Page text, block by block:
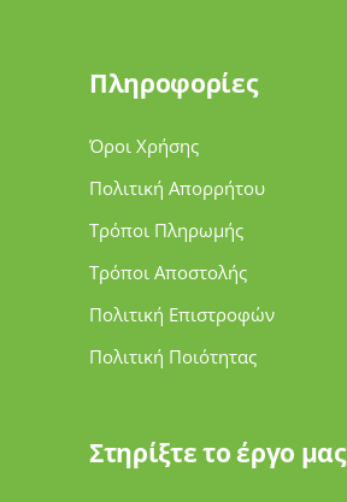
Πληροφορίες
Όροι Χρήσης
Πολιτική Απορρήτου
Τρόποι Πληρωμής
Τρόποι Αποστολής
Πολιτική Επιστροφών
Πολιτική Ποιότητας
Στηρίξτε το έργο μας